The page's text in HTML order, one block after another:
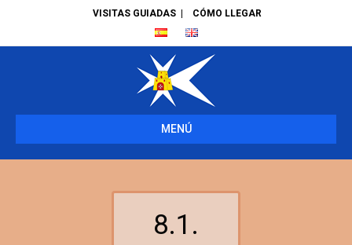
VISITAS GUIADAS CÓMO LLEGAR
MENÚ
8.1.